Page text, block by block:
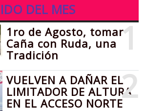
DEL MES
1
1ro de Agosto, tomar
Caña con Ruda, una
Tradición
2
VUELVEN A DAÑAR EL
LIMITADOR DE ALTURA
EN EL ACCESO NORTE